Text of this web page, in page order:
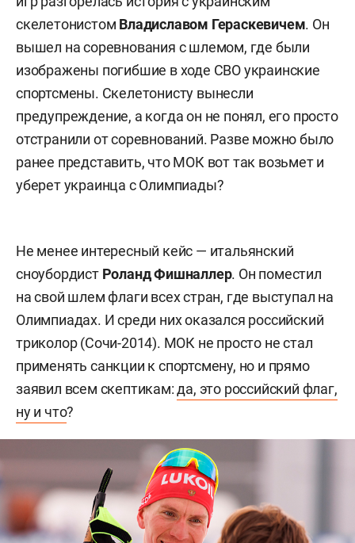
скелетонистом Владиславом Гераскевичем. Он
вышел на соревнования с шлемом, где были
изображены погибшие в ходе СВО украинские
спортсмены. Скелетонисту вынесли
предупреждение, а когда он не понял, его просто
отстранили от соревнований. Разве можно было
ранее представить, что МОК вот так возьмет и
уберет украинца с Олимпиады?
Не менее интересный кейс — итальянский
сноубордист Роланд Фишналлер. Он поместил
на свой шлем флаги всех стран, где выступал на
Олимпиадах. И среди них оказался российский
триколор (Сочи-2014). МОК не просто не стал
применять санкции к спортсмену, но и прямо
заявил всем скептикам:да, это российский флаг,
ну и что?